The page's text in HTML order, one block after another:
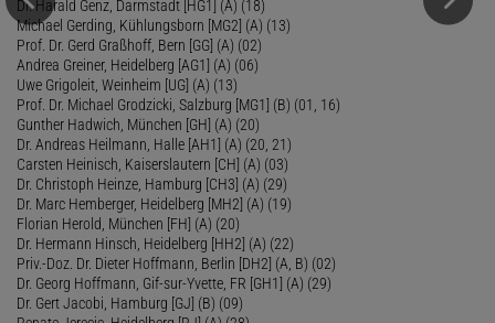
Dr. Harald Genz, Darmstadt [HG1] (A) (18)
Michael Gerding, Kühlungsborn [MG2] (A) (13)
Prof. Dr. Gerd Graßhoff, Bern [GG] (A) (02)
Andrea Greiner, Heidelberg [AG1] (A) (06)
Uwe Grigoleit, Weinheim [UG] (A) (13)
Prof. Dr. Michael Grodzicki, Salzburg [MG1] (B) (01, 16)
Gunther Hadwich, München [GH] (A) (20)
Dr. Andreas Heilmann, Halle [AH1] (A) (20, 21)
Carsten Heinisch, Kaiserslautern [CH] (A) (03)
Dr. Christoph Heinze, Hamburg [CH3] (A) (29)
Dr. Marc Hemberger, Heidelberg [MH2] (A) (19)
Florian Herold, München [FH] (A) (20)
Dr. Hermann Hinsch, Heidelberg [HH2] (A) (22)
Priv.-Doz. Dr. Dieter Hoffmann, Berlin [DH2] (A, B) (02)
Dr. Georg Hoffmann, Gif-sur-Yvette, FR [GH1] (A) (29)
Dr. Gert Jacobi, Hamburg [GJ] (B) (09)